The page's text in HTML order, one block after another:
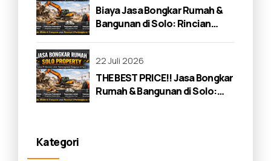
Biaya Jasa Bongkar Rumah &
Bangunan di Solo: Rincian
22 Juli 2026
THE BEST PRICE!! Jasa Bongkar
Rumah & Bangunan di Solo:
Kategori